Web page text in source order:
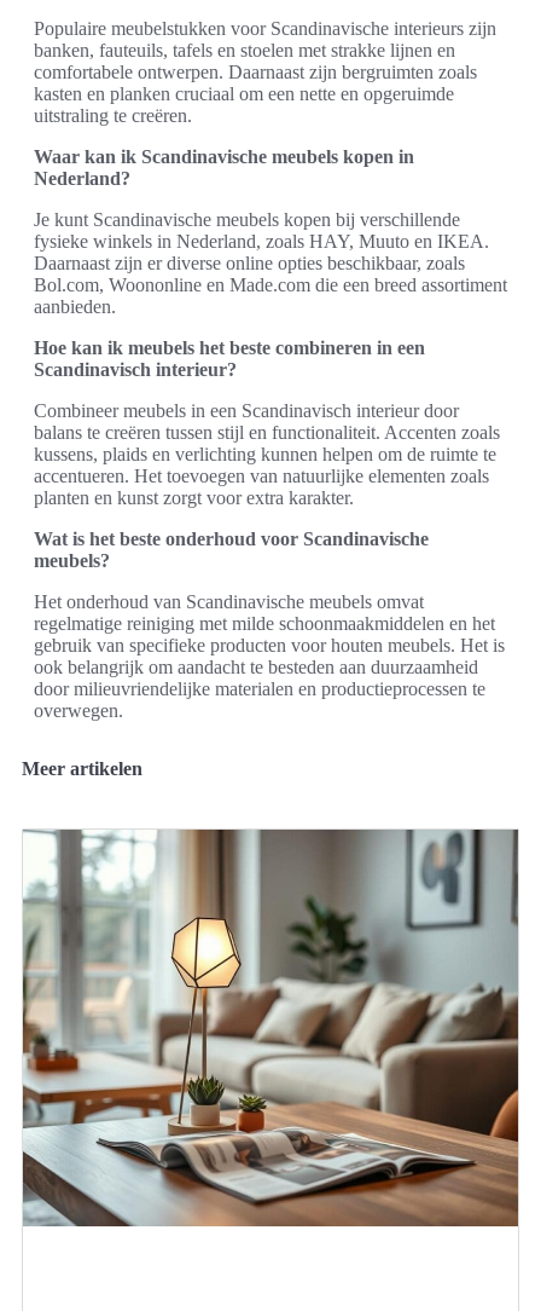
Populaire meubelstukken voor Scandinavische interieurs zijn
banken, fauteuils, tafels en stoelen met strakke lijnen en
comfortabele ontwerpen. Daarnaast zijn bergruimten zoals
kasten en planken cruciaal om een nette en opgeruimde
uitstraling te creëren.
Waar kan ik Scandinavische meubels kopen in
Nederland?
Je kunt Scandinavische meubels kopen bij verschillende
fysieke winkels in Nederland, zoals HAY, Muuto en IKEA.
Daarnaast zijn er diverse online opties beschikbaar, zoals
Bol.com, Woononline en Made.com die een breed assortiment
aanbieden.
Hoe kan ik meubels het beste combineren in een
Scandinavisch interieur?
Combineer meubels in een Scandinavisch interieur door
balans te creëren tussen stijl en functionaliteit. Accenten zoals
kussens, plaids en verlichting kunnen helpen om de ruimte te
accentueren. Het toevoegen van natuurlijke elementen zoals
planten en kunst zorgt voor extra karakter.
Wat is het beste onderhoud voor Scandinavische
meubels?
Het onderhoud van Scandinavische meubels omvat
regelmatige reiniging met milde schoonmaakmiddelen en het
gebruik van specifieke producten voor houten meubels. Het is
ook belangrijk om aandacht te besteden aan duurzaamheid
door milieuvriendelijke materialen en productieprocessen te
overwegen.
Meer artikelen